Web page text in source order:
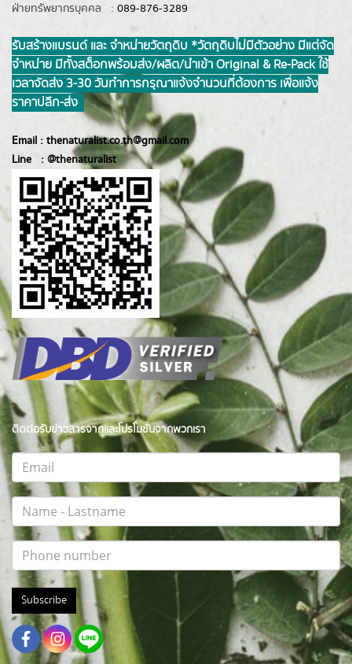
ฝ่ายทรัพยากรบุคคล : 089-876-3289
รับสร้างแบรนด์ และ จำหน่ายวัตถุดิบ *วัตถุดิบไม่มีตัวอย่าง มีแต่จัด
จำหน่าย มีทั้งสต็อกพร้อมส่ง/ผลิต/นำเข้า Original & Re-Pack ใช้
เวลาจัดส่ง 3-30 วันทำการ กรุณาแจ้งจำนวนที่ต้องการ เพื่อแจ้ง
ราคาปลีก-ส่ง
Email : thenaturalist.co.th@gmail.com
Line : @thenaturalist
ติดต่อรับข่าวสารจากและโปรโมชั่นจากพวกเรา
Subscribe